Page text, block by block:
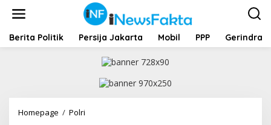
t
Berita Politik Persija Jakarta Mobil PPP Gerindra
Homepage / Polri